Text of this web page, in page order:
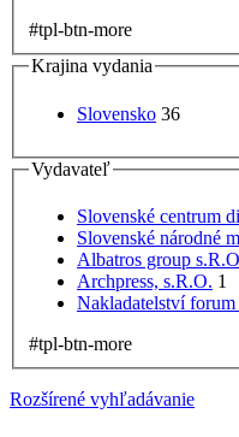
#tpl-btn-more
Krajina vydania
Slovensko 36
Vydavateľ
Slovenské centrum
Slovenské národné
Albatros group
Archpress, s.R.O. 1
Nakladatelství forum
#tpl-btn-more
Rozšírené vyhľadávanie